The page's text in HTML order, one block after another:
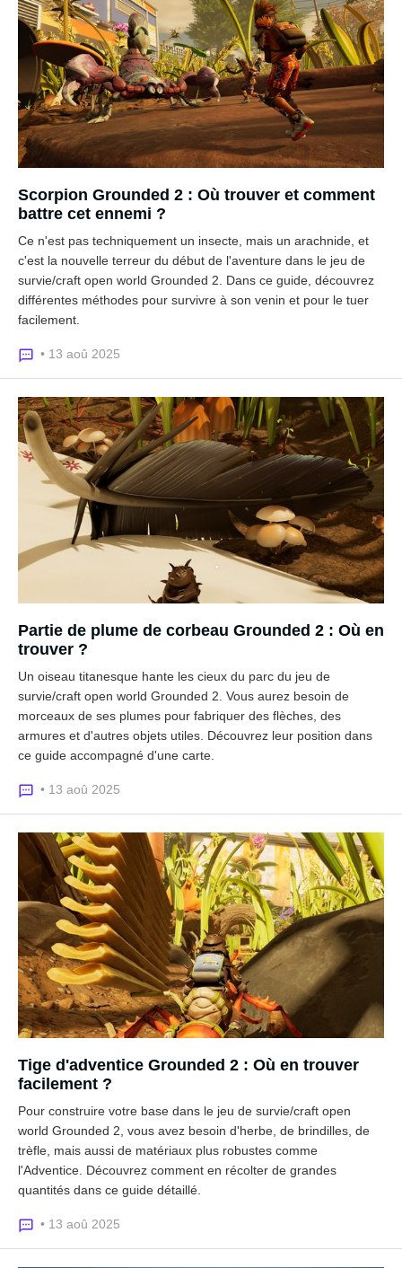
Scorpion Grounded 2 : Où trouver et comment
battre cet ennemi ?
Ce n'est pas techniquement un insecte, mais un arachnide, et
c'est la nouvelle terreur du début de l'aventure dans le jeu de
survie/craft open world Grounded 2. Dans ce guide, découvrez
différentes méthodes pour survivre à son venin et pour le tuer
facilement.
• 13 aoû 2025
Partie de plume de corbeau Grounded 2 : Où en
trouver ?
Un oiseau titanesque hante les cieux du parc du jeu de
survie/craft open world Grounded 2. Vous aurez besoin de
morceaux de ses plumes pour fabriquer des flèches, des
armures et d'autres objets utiles. Découvrez leur position dans
ce guide accompagné d'une carte.
• 13 aoû 2025
Tige d'adventice Grounded 2 : Où en trouver
facilement ?
Pour construire votre base dans le jeu de survie/craft open
world Grounded 2, vous avez besoin d'herbe, de brindilles, de
trèfle, mais aussi de matériaux plus robustes comme
l'Adventice. Découvrez comment en récolter de grandes
quantités dans ce guide détaillé.
• 13 aoû 2025